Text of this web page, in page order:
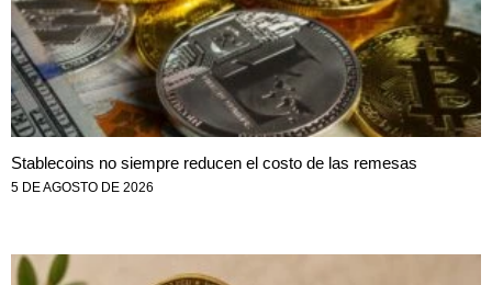
Stablecoins no siempre reducen el costo de las remesas
5 DE AGOSTO DE 2026